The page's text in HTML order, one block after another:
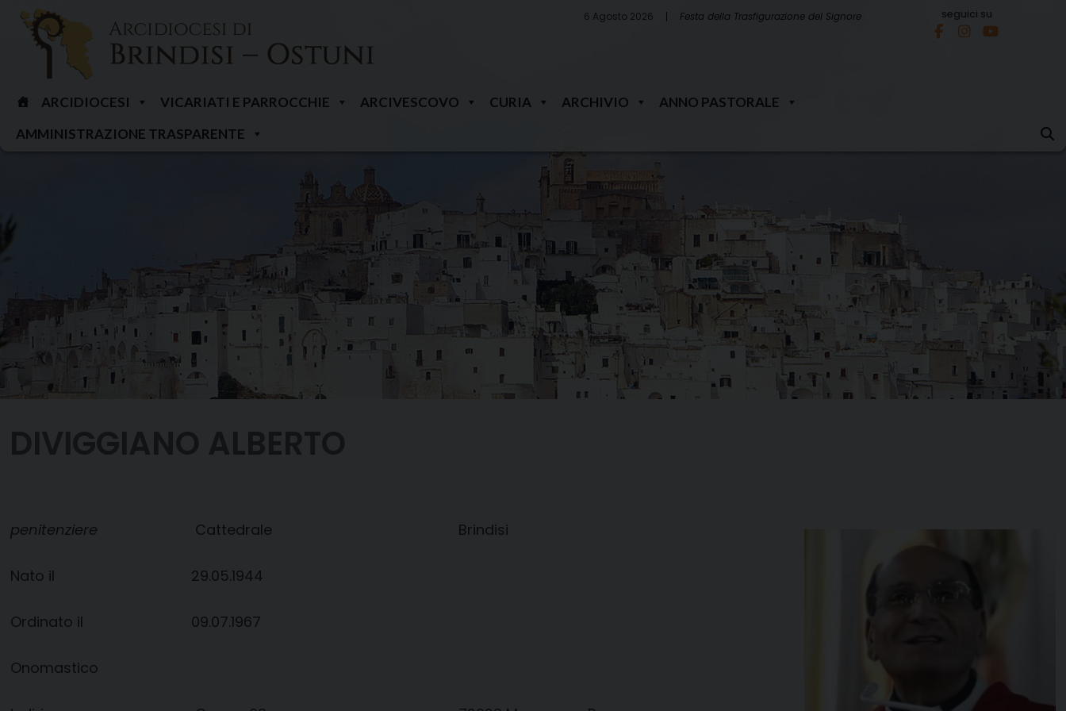
Skip
content
6 Agosto 2026 Festa della Trasfigurazione del Signore seguici su
ARCIDIOCESI VICARIATI E PARROCCHIE ARCIVESCOVO CURIA ARCHIVIO
ANNO PASTORALE
AMMINISTRAZIONE TRASPARENTE
penitenziere Cattedrale Brindisi
Nato il 29.05.1944
Ordinato il 09.07.1967
Onomastico